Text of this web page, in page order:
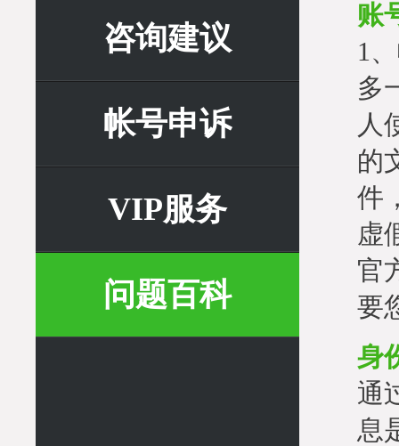
咨询建议
帐号申诉
VIP服务
问题百科
账
1
多
人
的
件
虚
官
要
身
通
息